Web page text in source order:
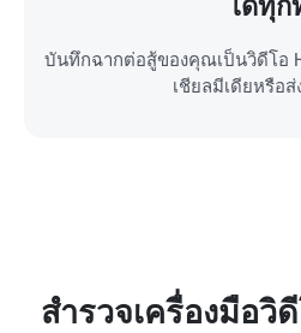
ได้ทุก
บันทึกฉากต่อสู้ของคุณเป็นวิดีโอ
เชียลมีเดียหรือส่
สำรวจเครื่องมือวิ